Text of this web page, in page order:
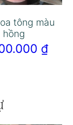
tông màu
hồng
₫